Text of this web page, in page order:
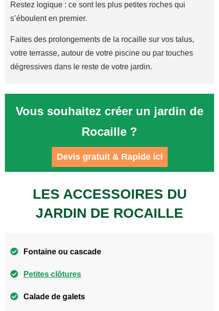
Restez logique : ce sont les plus petites roches qui
s’éboulent en premier.
Faites des prolongements de la rocaille sur vos talus,
votre terrasse, autour de votre piscine ou par touches
dégressives dans le reste de votre jardin.
Vous souhaitez créer un jardin de
Rocaille ?
Devis gratuit & Rapide ici
LES ACCESSOIRES DU
JARDIN DE ROCAILLE
Fontaine ou cascade
Petites clôtures
Calade de galets